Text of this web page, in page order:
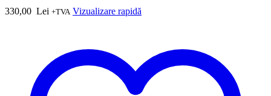
330,00 Lei +TVA Vizualizare rapidă